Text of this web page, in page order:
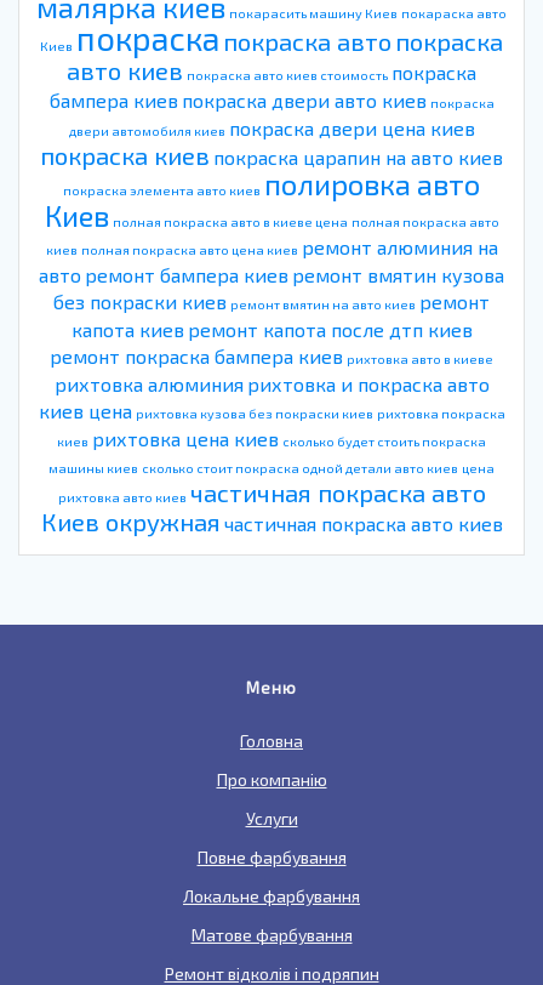
покарасить машину Киев покараска авто
Киев покраска покраска авто покраска
авто киев покраска авто киев стоимость покраска
бампера киев покраска двери авто киев покраска
двери автомобиля киев покраска двери цена киев
покраска киев покраска царапин на авто киев
покраска элемента авто киев полировка авто
Киев полная покраска авто в киеве цена полная покраска авто
киев полная покраска авто цена киев ремонт алюминия на
авто ремонт бампера киев ремонт вмятин кузова
без покраски киев ремонт вмятин на авто киев ремонт
капота киев ремонт капота после дтп киев
ремонт покраска бампера киев рихтовка авто в киеве
рихтовка алюминия рихтовка и покраска авто
киев цена рихтовка кузова без покраски киев рихтовка покраска
киев рихтовка цена киев сколько будет стоить покраска
машины киев сколько стоит покраска одной детали авто киев цена
рихтовка авто киев частичная покраска авто
Киев окружная частичная покраска авто киев
Меню
Головна
Про компанію
Услуги
Повне фарбування
Локальне фарбування
Матове фарбування
Ремонт відколів і подряпин